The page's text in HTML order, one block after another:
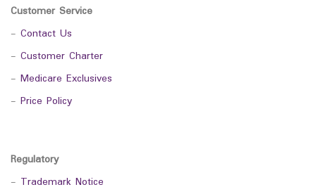
Customer Service
- Contact Us
- Customer Charter
- Medicare Exclusives
- Price Policy
Regulatory
- Trademark Notice